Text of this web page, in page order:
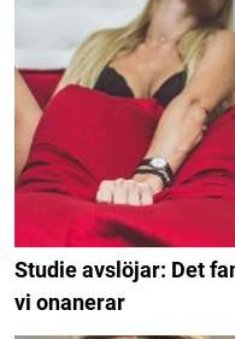
Studie avslöjar: Det
vi onanerar